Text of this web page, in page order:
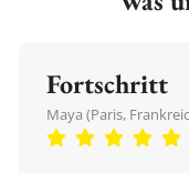
Fortschritt
Maya (Paris,